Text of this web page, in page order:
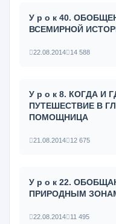
У р о к 40.
ВСЕМИРНОЙ
22.08.2014 14 588
У р о к 8. КОГДА И
ПУТЕШЕСТВИЕ В
ПОМОЩНИЦА
21.08.2014 12 675
У р о к 22.
ПРИРОДНЫМ
22.08.2014 11 495